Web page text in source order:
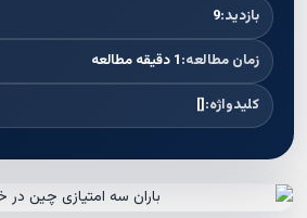
بازدید:9
زمان مطالعه:1 دقیقه مطالعه
کلیدواژه:[]